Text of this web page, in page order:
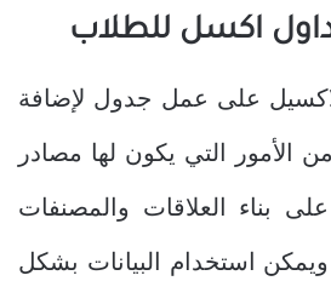
اكسل للطلاب
على عمل جدول لإضافة
من الأمور التي يكون لها مصادر
بناء العلاقات والمصنفات
استخدام البيانات بشكل